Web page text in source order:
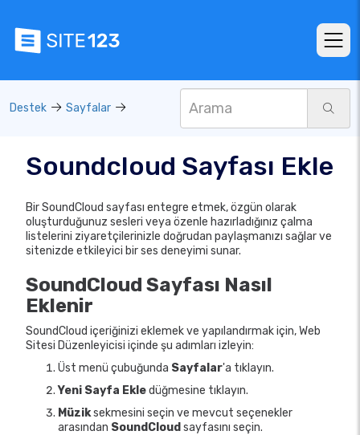
Destek Sayfalar
Soundcloud Sayfası Ekle
Bir SoundCloud sayfası entegre etmek, özgün olarak
oluşturduğunuz sesleri veya özenle hazırladığınız çalma
listelerini ziyaretçilerinizle doğrudan paylaşmanızı sağlar ve
sitenizde etkileyici bir ses deneyimi sunar.
SoundCloud Sayfası Nasıl
Eklenir
SoundCloud içeriğinizi eklemek ve yapılandırmak için, Web
Sitesi Düzenleyicisi içinde şu adımları izleyin:
Üst menü çubuğunda Sayfalar'a tıklayın.
Yeni Sayfa Ekledüğmesine tıklayın.
Müziksekmesini seçin ve mevcut seçenekler
arasından SoundCloud sayfasını seçin.